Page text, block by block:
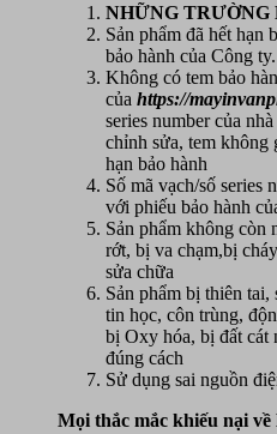
NHỮNG TRƯỜNG
Sản phẩm đã hết hạn
bảo hành của Công ty.
Không có tem bảo
của https://
series number của
chỉnh sửa, tem không
hạn bảo hành
Số mã vạch/số series
với phiếu bảo hành
Sản phẩm không còn
rớt, bị va chạm,bị
sửa chữa
Sản phẩm bị thiên
tin học, côn trùng,
bị Oxy hóa, bị đất cát
đúng cách
Sử dụng sai nguồn
Mọi thắc mắc khiếu nại